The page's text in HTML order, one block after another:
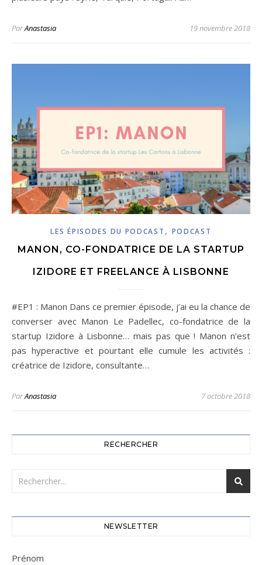
ParAnastasia 19 novembre 2018
LES ÉPISODES DU PODCAST , PODCAST
MANON, CO-FONDATRICE DE LA STARTUP
IZIDORE ET FREELANCE À LISBONNE
#EP1 : Manon Dans ce premier épisode, j’ai eu la chance de
converser avec Manon Le Padellec, co-fondatrice de la
startup Izidore à Lisbonne… mais pas que ! Manon n’est
pas hyperactive et pourtant elle cumule les activités :
créatrice de Izidore, consultante…
ParAnastasia 7 octobre 2018
RECHERCHER
NEWSLETTER
Prénom